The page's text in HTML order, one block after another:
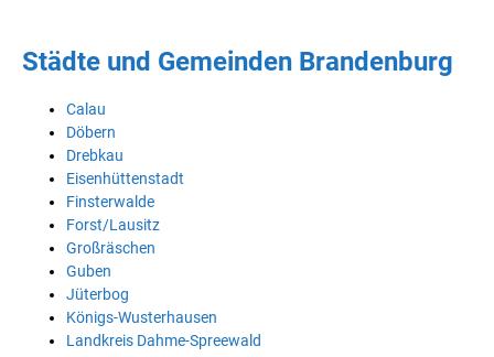
Städte und Gemeinden Brandenburg
Calau
Döbern
Drebkau
Eisenhüttenstadt
Finsterwalde
Forst/Lausitz
Großräschen
Guben
Jüterbog
Königs-Wusterhausen
Landkreis Dahme-Spreewald